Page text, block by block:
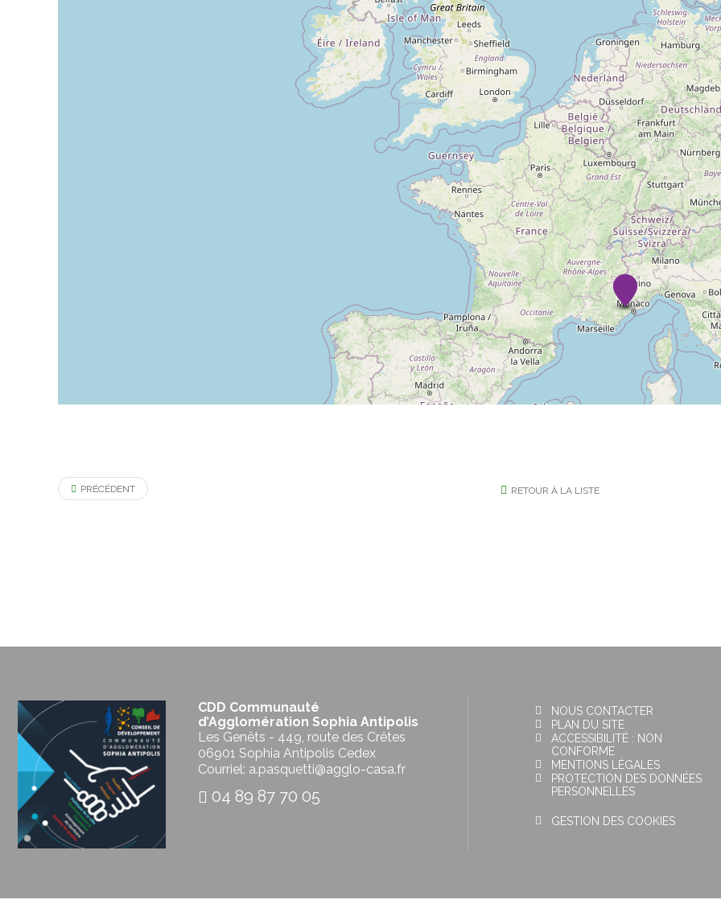
PRÉCÉDENT RETOUR À LA LISTE
CDD Communauté
d’Agglomération Sophia Antipolis
Les Genêts - 449, route des Crêtes
06901 Sophia Antipolis Cedex
Courriel: a.pasquetti@agglo-casa.fr
04 89 87 70 05
NOUS CONTACTER
PLAN DU SITE
ACCESSIBILITÉ : NON
CONFORME
MENTIONS LÉGALES
PROTECTION DES DONNÉES
PERSONNELLES
GESTION DES COOKIES